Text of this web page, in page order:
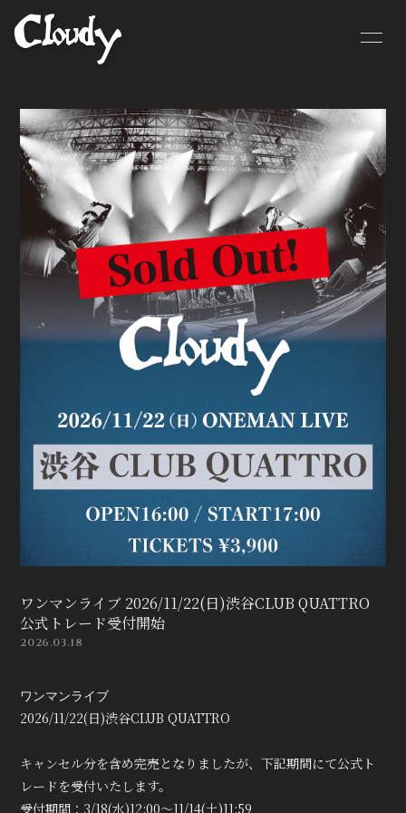
SCHEDULE
BIOGRAPHY
MOVIE
DISCOGRAPHY
CONTACT
GOODS
ワンマンライブ 2026/11/22(日)渋谷CLUB QUATTRO
公式トレード受付開始
2026.03.18
ワンマンライブ
2026/11/22(日)渋谷CLUB QUATTRO
キャンセル分を含め完売となりましたが、下記期間にて公式ト
レードを受付いたします。
受付期間：3/18(水)12:00～11/14(土)11:59